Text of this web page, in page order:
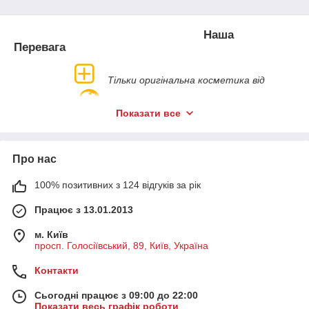
співвідношення: Якість - Ціна - Результат
Наша
Перевага
Тільки оригінальна косметика від
ціни
Професійна консультація нашого
спеціаліста
Програма лояльності постійним
покупцям
Показати все
Про нас
100% позитивних з 124 відгуків за рік
Працює з 13.01.2013
м. Київ
просп. Голосіївський, 89, Київ, Україна
Контакти
Сьогодні працює з 09:00 до 22:00
Показати весь графік роботи